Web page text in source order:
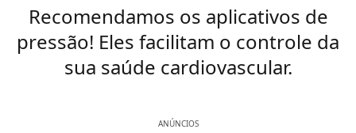
Recomendamos os aplicativos de
pressão! Eles facilitam o controle da
sua saúde cardiovascular.
ANÚNCIOS